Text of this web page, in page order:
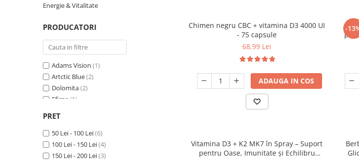
Menopauza&Fertilitate
Pierdere Greutate
Sistem Respirator
Stress & Somn
Tract Urinar
Energie & Vitalitate
PRODUCATORI
Adams Vision (1)
Artctic Blue(2)
Dolomita(2)
Efime (1)
Essenzia
MoleQlar(1)
PRET
50 Lei - 100 Lei(6)
100 Lei - 150 Lei(4)
150 Lei - 200 Lei(3)
Chimen negru CBC + vitamina D3 4000 UI
- 75 capsule
68,99 Lei
ADAUGA IN COS
-
Vitamina D3 + K2 MK7 în Spray – Suport
pentru Oase, Imunitate și Echilibru